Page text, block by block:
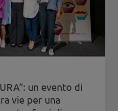
un evento di
vie per una